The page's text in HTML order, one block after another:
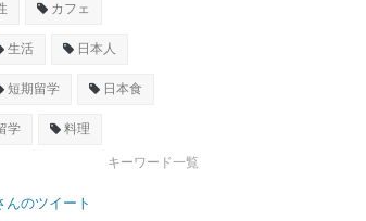
カフェ
生活 日本人
短期留学 日本食
学 料理
キーワード一覧
んのツイート